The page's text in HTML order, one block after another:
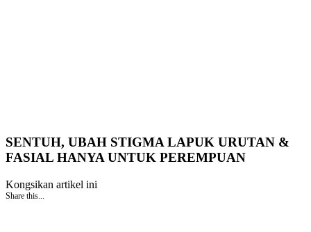
SENTUH, UBAH STIGMA LAPUK URUTAN &
FASIAL HANYA UNTUK PEREMPUAN
Kongsikan artikel ini
Share this...